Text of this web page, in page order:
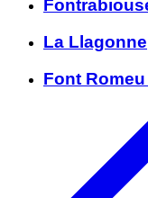
La Llagonne
Font